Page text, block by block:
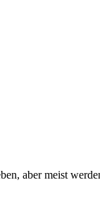
aber meist